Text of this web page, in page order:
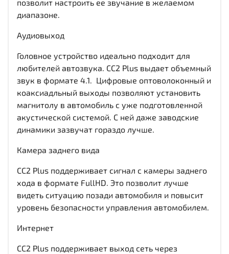
позволит настроить ее звучание в желаемом
диапазоне.
Аудиовыход
Головное устройство идеально подходит для
любителей автозвука. CC2 Plus выдает объемный
звук в формате 4.1. Цифровые оптоволоконный и
коаксиадльный выходы позволяют установить
магнитолу в автомобиль с уже подготовленной
акустической системой. С ней даже заводские
динамики зазвучат гораздо лучше.
Камера заднего вида
CC2 Plus поддерживает сигнал с камеры заднего
хода в формате FullHD. Это позволит лучше
видеть ситуацию позади автомобиля и повысит
уровень безопасности управления автомобилем.
Интернет
CC2 Plus поддерживает выход сеть через